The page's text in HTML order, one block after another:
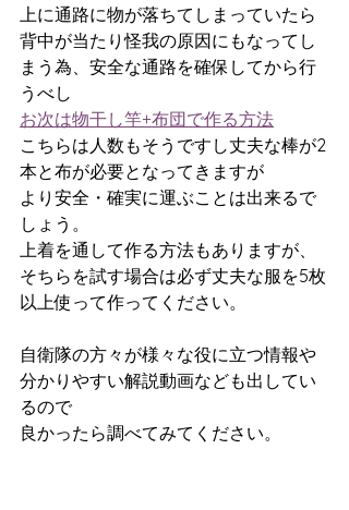
上に通路に物が落ちてしまっていたら
背中が当たり怪我の原因にもなってし
まう為、安全な通路を確保してから行
うべし
お次は物干し竿+布団で作る方法
こちらは人数もそうですし丈夫な棒が2
本と布が必要となってきますが
より安全・確実に運ぶことは出来るで
しょう。
上着を通して作る方法もありますが、
そちらを試す場合は必ず丈夫な服を5枚
以上使って作ってください。
自衛隊の方々が様々な役に立つ情報や
分かりやすい解説動画なども出してい
るので
良かったら調べてみてください。